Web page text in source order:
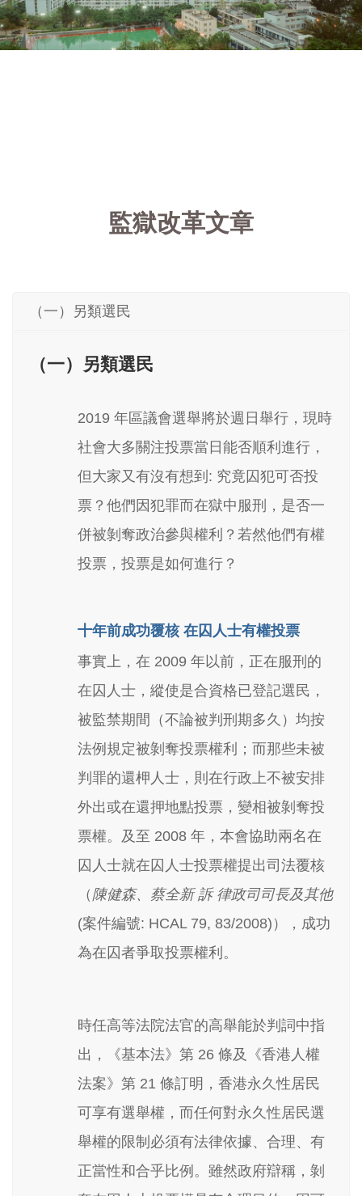
監獄改革文章
（一）另類選民
（一）另類選民
2019 年區議會選舉將於週日舉行，現時
社會大多關注投票當日能否順利進行，
但大家又有沒有想到: 究竟囚犯可否投
票？他們因犯罪而在獄中服刑，是否一
併被剝奪政治參與權利？若然他們有權
投票，投票是如何進行？
十年前成功覆核 在囚人士有權投票
事實上，在 2009 年以前，正在服刑的
在囚人士，縱使是合資格已登記選民，
被監禁期間（不論被判刑期多久）均按
法例規定被剝奪投票權利；而那些未被
判罪的還柙人士，則在行政上不被安排
外出或在還押地點投票，變相被剝奪投
票權。及至 2008 年，本會協助兩名在
囚人士就在囚人士投票權提出司法覆核
（ 陳健森、蔡全新 訴 律政司司長及其他
(案件編號: HCAL 79, 83/2008)），成功
為在囚者爭取投票權利。
時任高等法院法官的高舉能於判詞中指
出，《基本法》第 26 條及《香港人權
法案》第 21 條訂明，香港永久性居民
可享有選舉權，而任何對永久性居民選
舉權的限制必須有法律依據、合理、有
正當性和合乎比例。雖然政府辯稱，剝